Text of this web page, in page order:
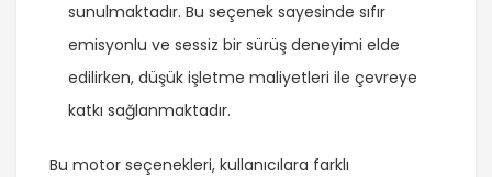
sunulmaktadır. Bu seçenek sayesinde sıfır
emisyonlu ve sessiz bir sürüş deneyimi elde
edilirken, düşük işletme maliyetleri ile çevreye
katkı sağlanmaktadır.
Bu motor seçenekleri, kullanıcılara farklı